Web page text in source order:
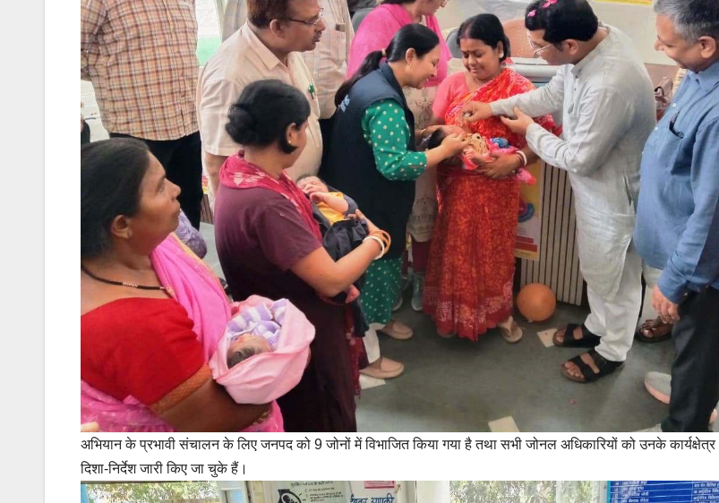
अभियान के प्रभावी संचालन के लिए जनपद को 9 जोनों में विभाजित किया गया है तथा सभी जोनल अधिकारियों को उनके
दिशा-निर्देश जारी किए जा चुके हैं।